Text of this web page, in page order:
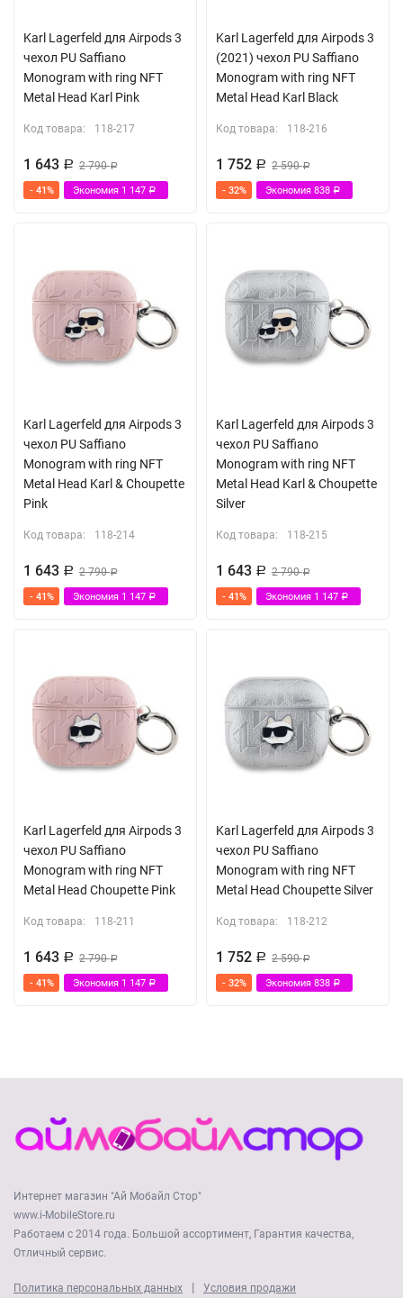
Karl Lagerfeld для Airpods 3
чехол PU Saffiano
Monogram with ring NFT
Metal Head Karl Pink
Код товара: 118-217
1 643 Р 2 790Р
- 41% Экономия 1 147 Р
Karl Lagerfeld для Airpods 3
(2021) чехол PU Saffiano
Monogram with ring NFT
Metal Head Karl Black
Код товара: 118-216
1 752 Р 2 590Р
- 32% Экономия 838 Р
Karl Lagerfeld для Airpods 3
чехол PU Saffiano
Monogram with ring NFT
Metal Head Karl & Choupette
Pink
Код товара: 118-214
1 643 Р 2 790Р
- 41% Экономия 1 147 Р
Karl Lagerfeld для Airpods 3
чехол PU Saffiano
Monogram with ring NFT
Metal Head Karl & Choupette
Silver
Код товара: 118-215
1 643 Р 2 790Р
- 41% Экономия 1 147 Р
Karl Lagerfeld для Airpods 3
чехол PU Saffiano
Monogram with ring NFT
Metal Head Choupette Pink
Код товара: 118-211
1 643 Р 2 790Р
- 41% Экономия 1 147 Р
Karl Lagerfeld для Airpods 3
чехол PU Saffiano
Monogram with ring NFT
Metal Head Choupette Silver
Код товара: 118-212
1 752 Р 2 590Р
- 32% Экономия 838 Р
Интернет магазин "Ай Мобайл Стор"
www.i-MobileStore.ru
Работаем с 2014 года. Большой ассортимент, Гарантия качества,
Отличный сервис.
Политика персональных данных | Условия продажи